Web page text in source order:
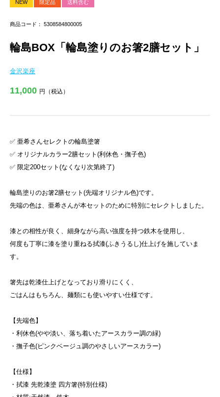
NEW 限定品 送料含む
商品コード： 5308584800005
輪島BOX「輪島塗りのお箸2膳セット」
金沢楽座
11,000 円（税込）
✅ 亜希さんセレクトの輪島塗箸
✅ オリジナルカラー2膳セット(利休色・撫子色)
✅ 限定200セット(なくなり次第終了)
輪島塗りのお箸2膳セット(先端オリジナル色)です。
先端の色は、亜希さんが本セットのために特別にセレクトしました。
漆との相性が良く、細身ながら高い強度を持つ鉄木を使用し、
何度も丁寧に漆を塗り重ねる拭漆(ふきうるし)仕上げを施していま
す。
箸先は乾漆仕上げとなっており滑りにくく、
ごはんはもちろん、麺類にも使いやすい仕様です。
【先端色】
・利休色(やや淡い、落ち着いたアースカラー調の緑)
・撫子色(ピンクベージュ調のやさしいアースカラー)
【仕様】
・拭漆 先乾漆塗 四方箸(特別仕様)